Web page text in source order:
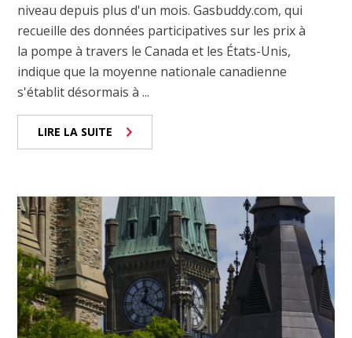
niveau depuis plus d'un mois. Gasbuddy.com, qui
recueille des données participatives sur les prix à
la pompe à travers le Canada et les États-Unis,
indique que la moyenne nationale canadienne
s'établit désormais à ...
LIRE LA SUITE